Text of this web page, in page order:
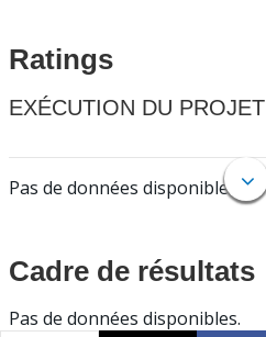
Ratings
EXÉCUTION DU PROJET
Pas de données disponibles.
Cadre de résultats
Pas de données disponibles.